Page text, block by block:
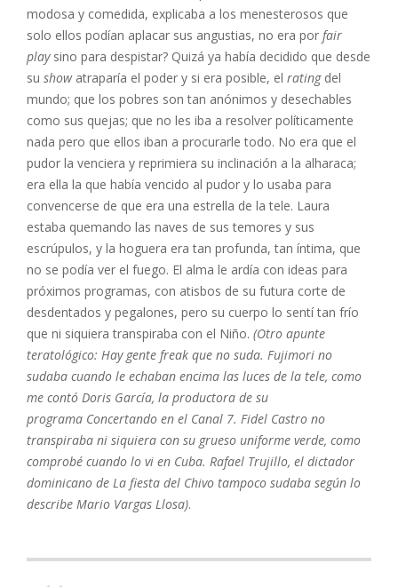
modosa y comedida, explicaba a los menesterosos que
solo ellos podían aplacar sus angustias, no era por fair
playsino para despistar? Quizá ya había decidido que desde
su show atraparía el poder y si era posible, el rating del
mundo; que los pobres son tan anónimos y desechables
como sus quejas; que no les iba a resolver políticamente
nada pero que ellos iban a procurarle todo. No era que el
pudor la venciera y reprimiera su inclinación a la alharaca;
era ella la que había vencido al pudor y lo usaba para
convencerse de que era una estrella de la tele. Laura
estaba quemando las naves de sus temores y sus
escrúpulos, y la hoguera era tan profunda, tan íntima, que
no se podía ver el fuego. El alma le ardía con ideas para
próximos programas, con atisbos de su futura corte de
desdentados y pegalones, pero su cuerpo lo sentí tan frío
que ni siquiera transpiraba con el Niño. (Otro apunte
teratológico: Hay gente freak que no suda. Fujimori no
sudaba cuando le echaban encima las luces de la tele, como
me contó Doris García, la productora de su
programa Concertando en el Canal 7. Fidel Castro no
transpiraba ni siquiera con su grueso uniforme verde, como
comprobé cuando lo vi en Cuba. Rafael Trujillo, el dictador
dominicano de La fiesta del Chivo tampoco sudaba según lo
describe Mario Vargas Llosa).